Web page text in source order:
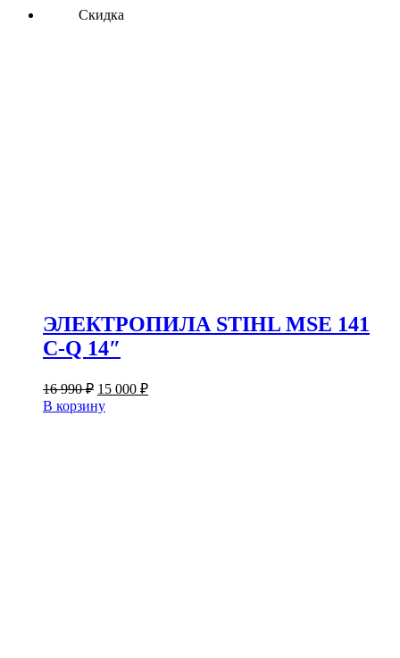
Скидка
ЭЛЕКТРОПИЛА STIHL MSE 141
C-Q 14″
16 990₽ Первоначальная
цена
составляла
15 000 ₽Текущая
В корзину